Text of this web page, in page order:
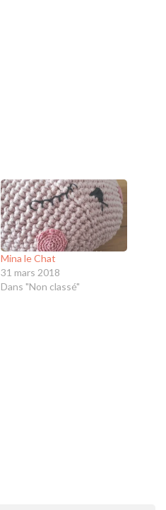
Mina le Chat
31 mars 2018
Dans "Non classé"